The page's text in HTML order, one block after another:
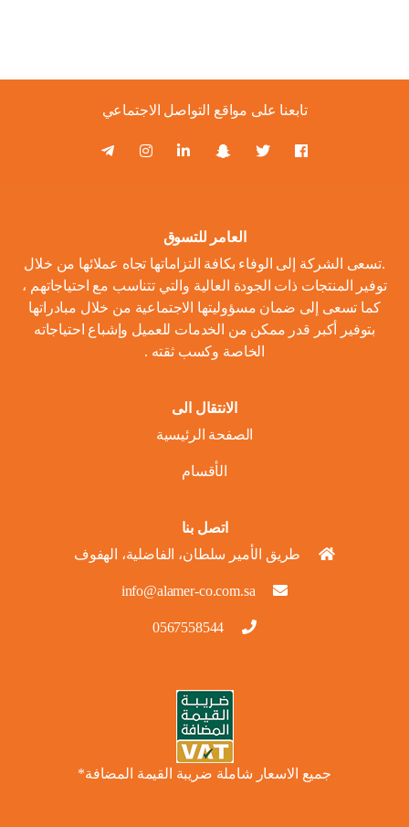
تابعنا على مواقع التواصل الاجتماعي
العامر للتسوق
.تسعى الشركة إلى الوفاء بكافة التزاماتها تجاه عملائها من خلال
توفير المنتجات ذات الجودة العالية والتي تتناسب مع احتياجاتهم ،
كما تسعى إلى ضمان مسؤوليتها الاجتماعية من خلال مبادراتها
بتوفير أكبر قدر ممكن من الخدمات للعميل وإشباع احتياجاته
الخاصة وكسب ثقته .
الانتقال الى
الصفحة الرئيسية
الأقسام
اتصل بنا
طريق الأمير سلطان، الفاضلية، الهفوف
info@alamer-co.com.sa
0567558544
جميع الاسعار شاملة ضريبة القيمة المضافة*